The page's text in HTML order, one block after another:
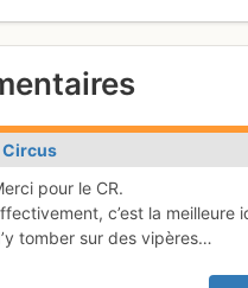
Circus
pour le CR.
c’est la
tomber sur des vipères…